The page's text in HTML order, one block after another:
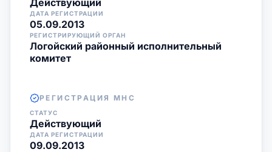
Действующий
ДАТА РЕГИСТРАЦИИ
05.09.2013
РЕГИСТРИРУЮЩИЙ ОРГАН
Логойский районный исполнительный
комитет
РЕГИСТРАЦИЯ МНС
СТАТУС
Действующий
ДАТА РЕГИСТРАЦИИ
09.09.2013